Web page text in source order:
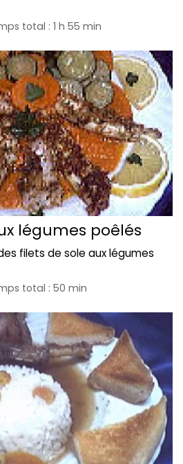
total : 1 h 55 min
légumes poêlés
filets de sole aux légumes
total : 50 min